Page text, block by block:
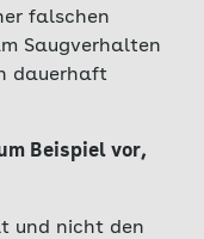
falschen
Saugverhalten
dauerhaft
Beispiel vor,
und nicht den